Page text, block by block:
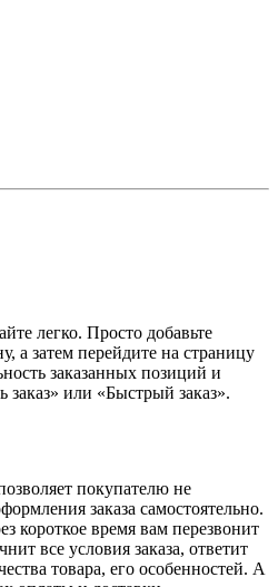
легко. Просто добавьте
а затем перейдите на страницу
заказанных позиций и
или «Быстрый заказ».
покупателю не
заказа самостоятельно.
короткое время вам перезвонит
все условия заказа, ответит
товара, его особенностей. А